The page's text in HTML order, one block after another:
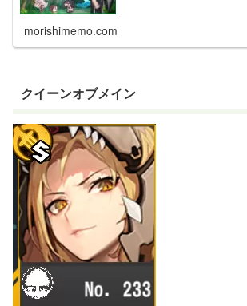
morishimemo.com
クイーンオブメイン